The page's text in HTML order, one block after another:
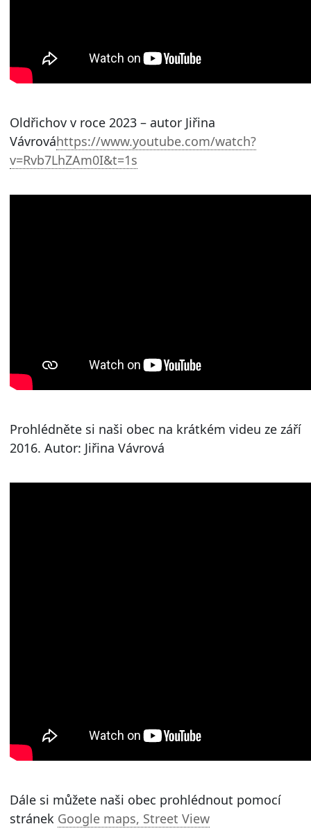
Oldřichov v roce 2023 – autor Jiřina
Vávrováhttps://www.youtube.com/watch?
v=Rvb7LhZAm0I&t=1s
Prohlédněte si naši obec na krátkém videu ze září
2016. Autor: Jiřina Vávrová
Dále si můžete naši obec prohlédnout pomocí
stránek Google maps, Street View